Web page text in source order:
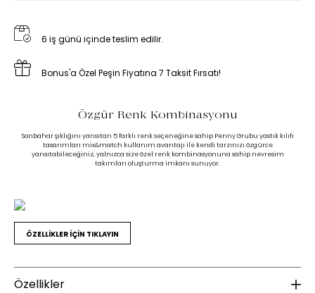
6 iş günü içinde teslim edilir.
Bonus'a Özel Peşin Fiyatına 7 Taksit Fırsatı!
Özgür Renk Kombinasyonu
Sonbahar şıklığını yansıtan 5 farklı renk seçeneğine sahip Penny Grubu yastık kılıfı
tasarımları mix&match kullanım avantajı ile kendi tarzınızı özgürce
yansıtabileceğiniz, yalnızca size özel renk kombinasyonuna sahip nevresim
takımları oluşturma imkanı sunuyor.
ÖZELLİKLER İÇİN TIKLAYIN
Özellikler